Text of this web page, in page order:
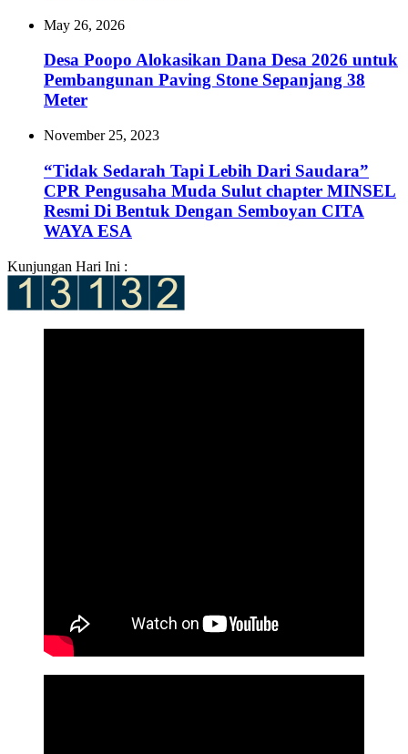
May 26, 2026
Desa Poopo Alokasikan Dana Desa 2026 untuk
Pembangunan Paving Stone Sepanjang 38
Meter‎‎
November 25, 2023
“Tidak Sedarah Tapi Lebih Dari Saudara”
CPR Pengusaha Muda Sulut chapter MINSEL
Resmi Di Bentuk Dengan Semboyan CITA
WAYA ESA
Kunjungan Hari Ini :